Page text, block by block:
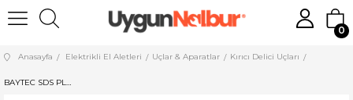
0
Anasayfa Elektrikli El Aletleri Uçlar & Aparatlar Kırıcı Delici Uçları
BAYTEC SDS PLUS HİLTİ UCU 9*110 MU0060